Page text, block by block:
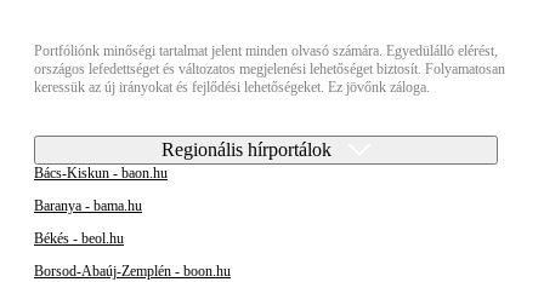
Portfóliónk minőségi tartalmat jelent minden olvasó számára. Egyedülálló elérést,
országos lefedettséget és változatos megjelenési lehetőséget biztosít. Folyamatosan
keressük az új irányokat és fejlődési lehetőségeket. Ez jövőnk záloga.
Regionális hírportálok
Bács-Kiskun - baon.hu
Baranya - bama.hu
Békés - beol.hu
Borsod-Abaúj-Zemplén - boon.hu